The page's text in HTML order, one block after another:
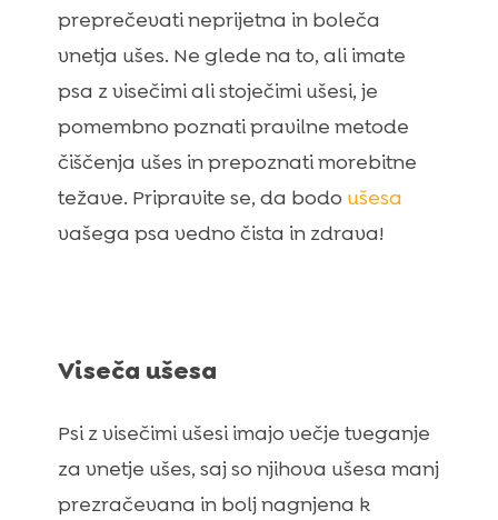
preprečevati neprijetna in boleča
vnetja ušes. Ne glede na to, ali imate
psa z visečimi ali stoječimi ušesi, je
pomembno poznati pravilne metode
čiščenja ušes in prepoznati morebitne
težave. Pripravite se, da bodo ušesa
vašega psa vedno čista in zdrava!
Viseča ušesa
Psi z visečimi ušesi imajo večje tveganje
za vnetje ušes, saj so njihova ušesa manj
prezračevana in bolj nagnjena k